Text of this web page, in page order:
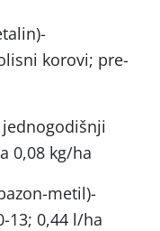
korovi; pre-
0,08 kg/ha
metil)-
13; 0,44 l/ha